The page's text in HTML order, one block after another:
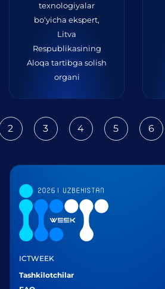
texnologiyalar
bo‘yicha ekspert,
Litva
Respublikasining
Aloqa tartibga solish
organi
2 3 4 5 6
ICTWEEK
Tashkilotchilar